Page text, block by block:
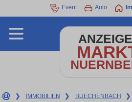
Event Auto
❯ IMMOBILIEN ❯ BUECHENBACH ❯